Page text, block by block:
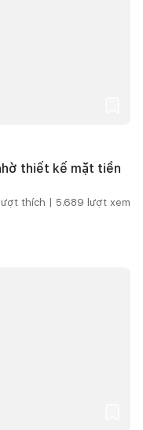
thiết kế mặt tiền
lượt thích | 5.689 lượt xem